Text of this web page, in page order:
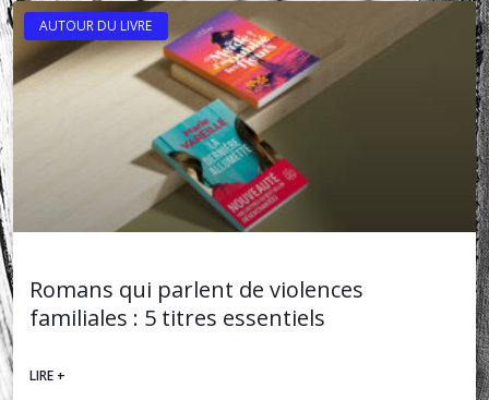
AUTOUR DU LIVRE
Romans qui parlent de violences
familiales : 5 titres essentiels
LIRE +